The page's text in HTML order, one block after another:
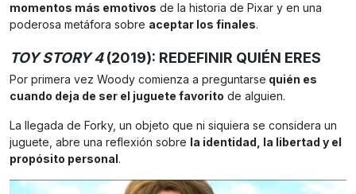
momentos más emotivos de la historia de Pixar y en una
poderosa metáfora sobre aceptar los finales.
TOY STORY 4(2019): REDEFINIR QUIÉN ERES
Por primera vez Woody comienza a preguntarse quién es
cuando deja de ser el juguete favorito de alguien.
La llegada de Forky, un objeto que ni siquiera se considera un
juguete, abre una reflexión sobre la identidad, la libertad y el
propósito personal.